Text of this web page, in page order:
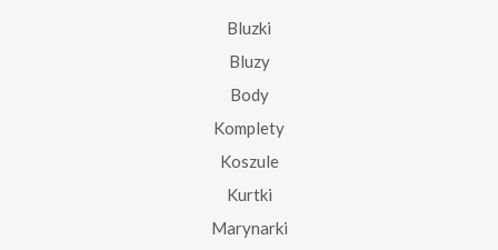
Bluzki
Bluzy
Body
Komplety
Koszule
Kurtki
Marynarki